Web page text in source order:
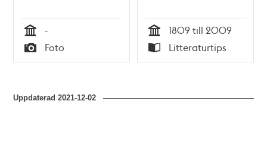
Tid
-
Typ
Foto Tid
1809 till 2009
Typ
Litteraturtips
Uppdaterad2021-12-02